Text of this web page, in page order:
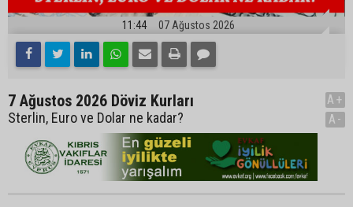
11:44 07 Ağustos 2026
7 Ağustos 2026 Döviz Kurları
Sterlin, Euro ve Dolar ne kadar?
A+
A-